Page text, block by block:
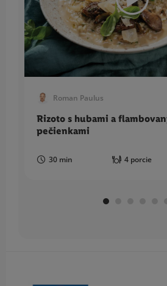
Roman Paulus
Rizoto s hubami a
pečienkami
30 min 4 porcie